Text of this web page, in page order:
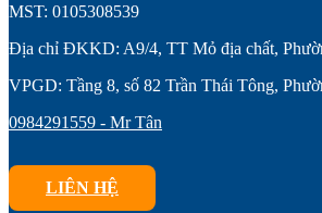
MST: 0105308539
Địa chỉ ĐKKD: A9/4, TT Mỏ địa chất,
VPGD: Tầng 8, số 82 Trần Thái Tông,
0984291559 - Mr Tân
LIÊN HỆ